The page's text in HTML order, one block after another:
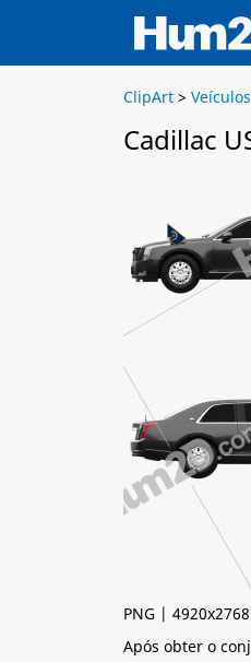
ClipArt > Veículos
Cadillac
PNG |
Após obter o